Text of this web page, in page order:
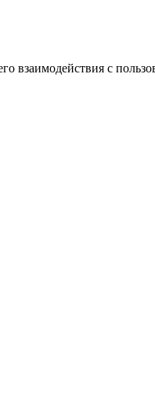
взаимодействия с